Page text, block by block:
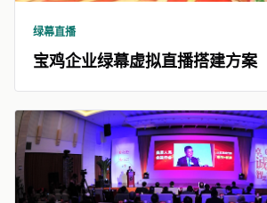
绿幕直播
宝鸡企业绿幕虚拟直播搭建方案